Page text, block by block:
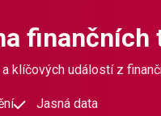
finančních
klíčových událostí z
Jasná data